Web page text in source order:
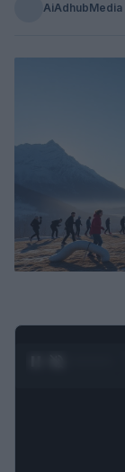
AiAdhubMedia